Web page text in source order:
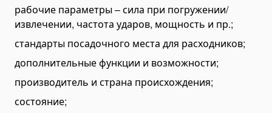
Скалыватель льда
Навесные экскаваторы
Экскаваторы Machinery
Экскаваторы HYDRAMET
Косилки
Дисковые косилки
рабочие параметры – сила при погружении/
извлечении, частота ударов, мощность и пр.;
стандарты посадочного места для расходников;
дополнительные функции и возможности;
производитель и страна происхождения;
состояние;